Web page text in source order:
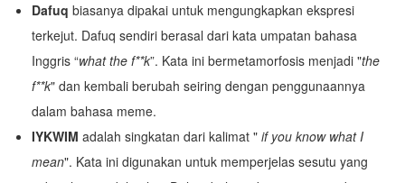
Dafuq biasanya dipakai untuk mengungkapkan ekspresi
terkejut. Dafuq sendiri berasal dari kata umpatan bahasa
Inggris “what the f**k”. Kata ini bermetamorfosis menjadi "the
f**k" dan kembali berubah seiring dengan penggunaannya
dalam bahasa meme.
IYKWIM adalah singkatan dari kalimat " if you know what I
mean". Kata ini digunakan untuk memperjelas sesutu yang